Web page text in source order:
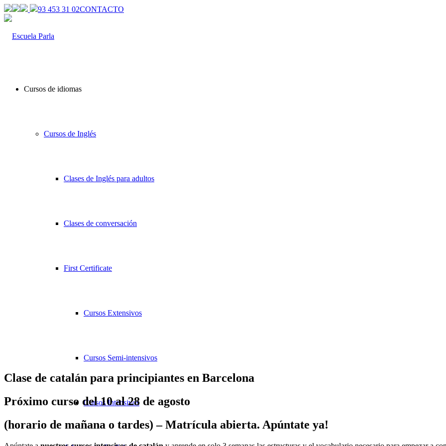
93 453 31 02CONTACTO
Cursos de idiomas
Cursos de Inglés
Clases de Inglés para adultos
Clases de conversación
First Certificate
Cursos Extensivos
Cursos Semi-intensivos
Cursos Intensivos
Clase de catalán para principiantes en Barcelona
Próximo curso del 10 al 28 de agosto
(horario de mañana o tardes) – Matrícula abierta. Apúntate ya!